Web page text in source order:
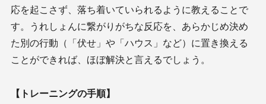
応を起こさず、落ち着いていられるように教えることで
す。うれしょんに繋がりがちな反応を、あらかじめ決め
た別の行動（「伏せ」や「ハウス」など）に置き換える
ことができれば、ほぼ解決と言えるでしょう。
【トレーニングの手順】